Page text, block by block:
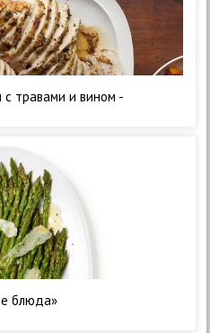
с травами и вином -
блюда»